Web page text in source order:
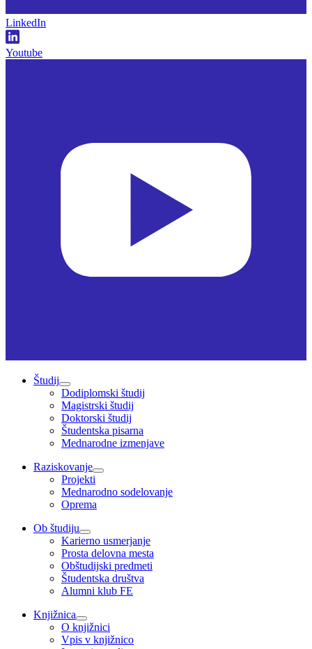
LinkedIn
Youtube
Študij
Dodiplomski študij
Magistrski študij
Doktorski študij
Študentska pisarna
Mednarodne izmenjave
Raziskovanje
Projekti
Mednarodno sodelovanje
Oprema
Ob študiju
Karierno usmerjanje
Prosta delovna mesta
Obštudijski predmeti
Študentska društva
Alumni klub FE
Knjižnica
O knjižnici
Vpis v knjižnico